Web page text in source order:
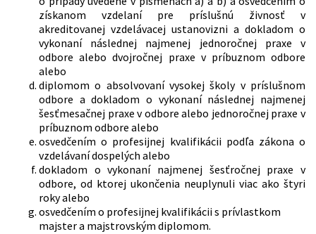
získanom vzdelaní pre príslušnú živnosť v
akreditovanej vzdelávacej ustanovizni a dokladom o
vykonaní následnej najmenej jednoročnej praxe v
odbore alebo dvojročnej praxe v príbuznom odbore
alebo
diplomom o absolvovaní vysokej školy v príslušnom
odbore a dokladom o vykonaní následnej najmenej
šesťmesačnej praxe v odbore alebo jednoročnej praxe v
príbuznom odbore alebo
osvedčením o profesijnej kvalifikácii podľa zákona o
vzdelávaní dospelých alebo
dokladom o vykonaní najmenej šesťročnej praxe v
odbore, od ktorej ukončenia neuplynuli viac ako štyri
roky alebo
osvedčením o profesijnej kvalifikácii s prívlastkom
majster a majstrovským diplomom.